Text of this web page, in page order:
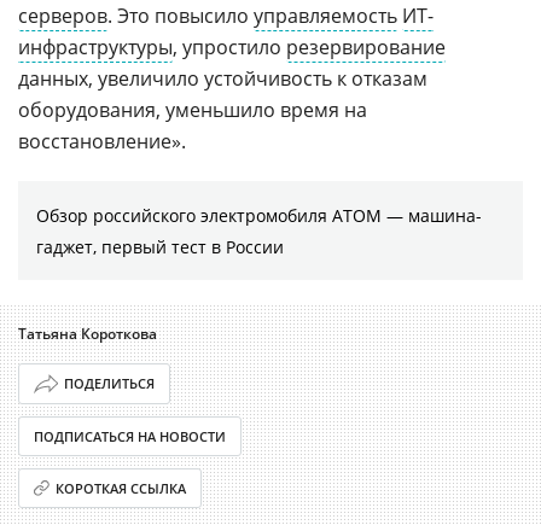
серверов. Это повысило управляемость ИТ-
инфраструктуры, упростило резервирование
данных, увеличило устойчивость к отказам
оборудования, уменьшило время на
восстановление».
Обзор российского электромобиля АТОМ — машина-
гаджет, первый тест в России
Татьяна Короткова
ПОДЕЛИТЬСЯ
ПОДПИСАТЬСЯ НА НОВОСТИ
КОРОТКАЯ ССЫЛКА